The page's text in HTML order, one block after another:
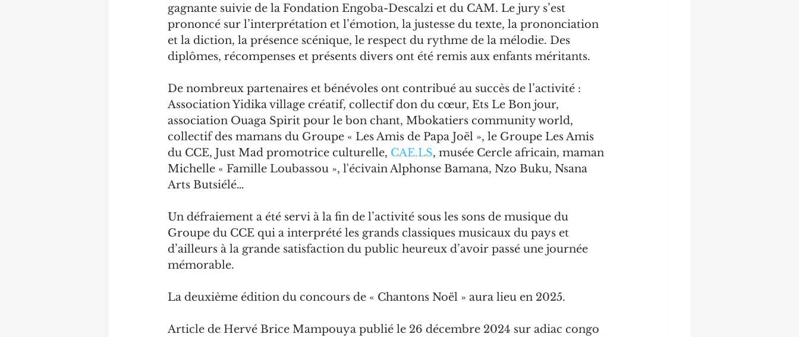
gagnante suivie de la Fondation Engoba-Descalzi et du CAM. Le jury s’est
prononcé sur l’interprétation et l’émotion, la justesse du texte, la prononciation
et la diction, la présence scénique, le respect du rythme de la mélodie. Des
diplômes, récompenses et présents divers ont été remis aux enfants méritants.
De nombreux partenaires et bénévoles ont contribué au succès de l’activité :
Association Yidika village créatif, collectif don du cœur, Ets Le Bon jour,
association Ouaga Spirit pour le bon chant, Mbokatiers community world,
collectif des mamans du Groupe « Les Amis de Papa Joël », le Groupe Les Amis
du CCE, Just Mad promotrice culturelle, CAE.LS, musée Cercle africain, maman
Michelle « Famille Loubassou », l'écivain Alphonse Bamana, Nzo Buku, Nsana
Arts Butsiélé…
Un défraiement a été servi à la fin de l’activité sous les sons de musique du
Groupe du CCE qui a interprété les grands classiques musicaux du pays et
d’ailleurs à la grande satisfaction du public heureux d’avoir passé une journée
mémorable.
La deuxième édition du concours de « Chantons Noël » aura lieu en 2025.
Article de Hervé Brice Mampouya publié le 26 décembre 2024 sur adiac congo